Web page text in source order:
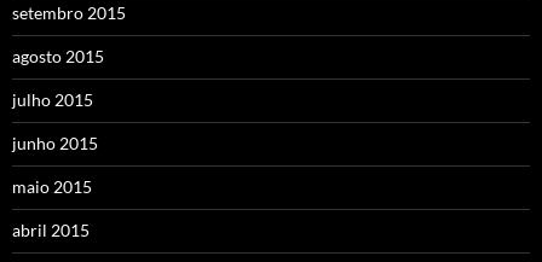
setembro 2015
agosto 2015
julho 2015
junho 2015
maio 2015
abril 2015